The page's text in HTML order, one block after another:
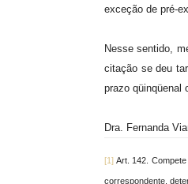
exceção de pré-
Nesse sentido,
citação se deu
prazo qüinqüenal
Dra. Fernanda
[1] Art. 142.
correspondente,